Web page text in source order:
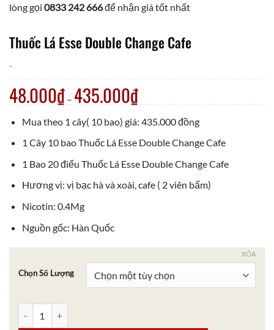
lòng gọi 0833 242 666để nhận giá tốt nhất
Thuốc Lá Esse Double Change Cafe
-
48.000₫ – 435.000₫
Mua theo 1 cây( 10 bao) giá: 435.000 đồng
1 Cây 10 bao Thuốc Lá Esse Double Change Cafe
1 Bao 20 điếu Thuốc Lá Esse Double Change Cafe
Hương vị: vị bạc hà và xoài, cafe ( 2 viên bấm)
Nicotin: 0.4Mg
Nguồn gốc: Hàn Quốc
Chọn Số Lượng
XÓA